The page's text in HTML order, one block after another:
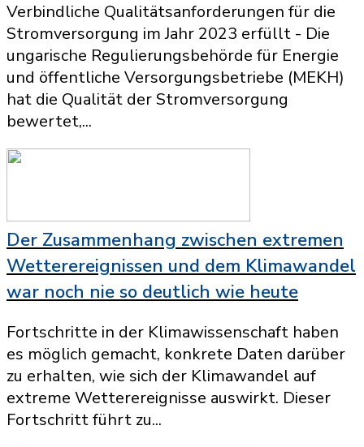
Verbindliche Qualitätsanforderungen für die
Stromversorgung im Jahr 2023 erfüllt - Die
ungarische Regulierungsbehörde für Energie
und öffentliche Versorgungsbetriebe (MEKH)
hat die Qualität der Stromversorgung
bewertet,...
Der Zusammenhang zwischen extremen
Wetterereignissen und dem Klimawandel
war noch nie so deutlich wie heute
Fortschritte in der Klimawissenschaft haben
es möglich gemacht, konkrete Daten darüber
zu erhalten, wie sich der Klimawandel auf
extreme Wetterereignisse auswirkt. Dieser
Fortschritt führt zu...